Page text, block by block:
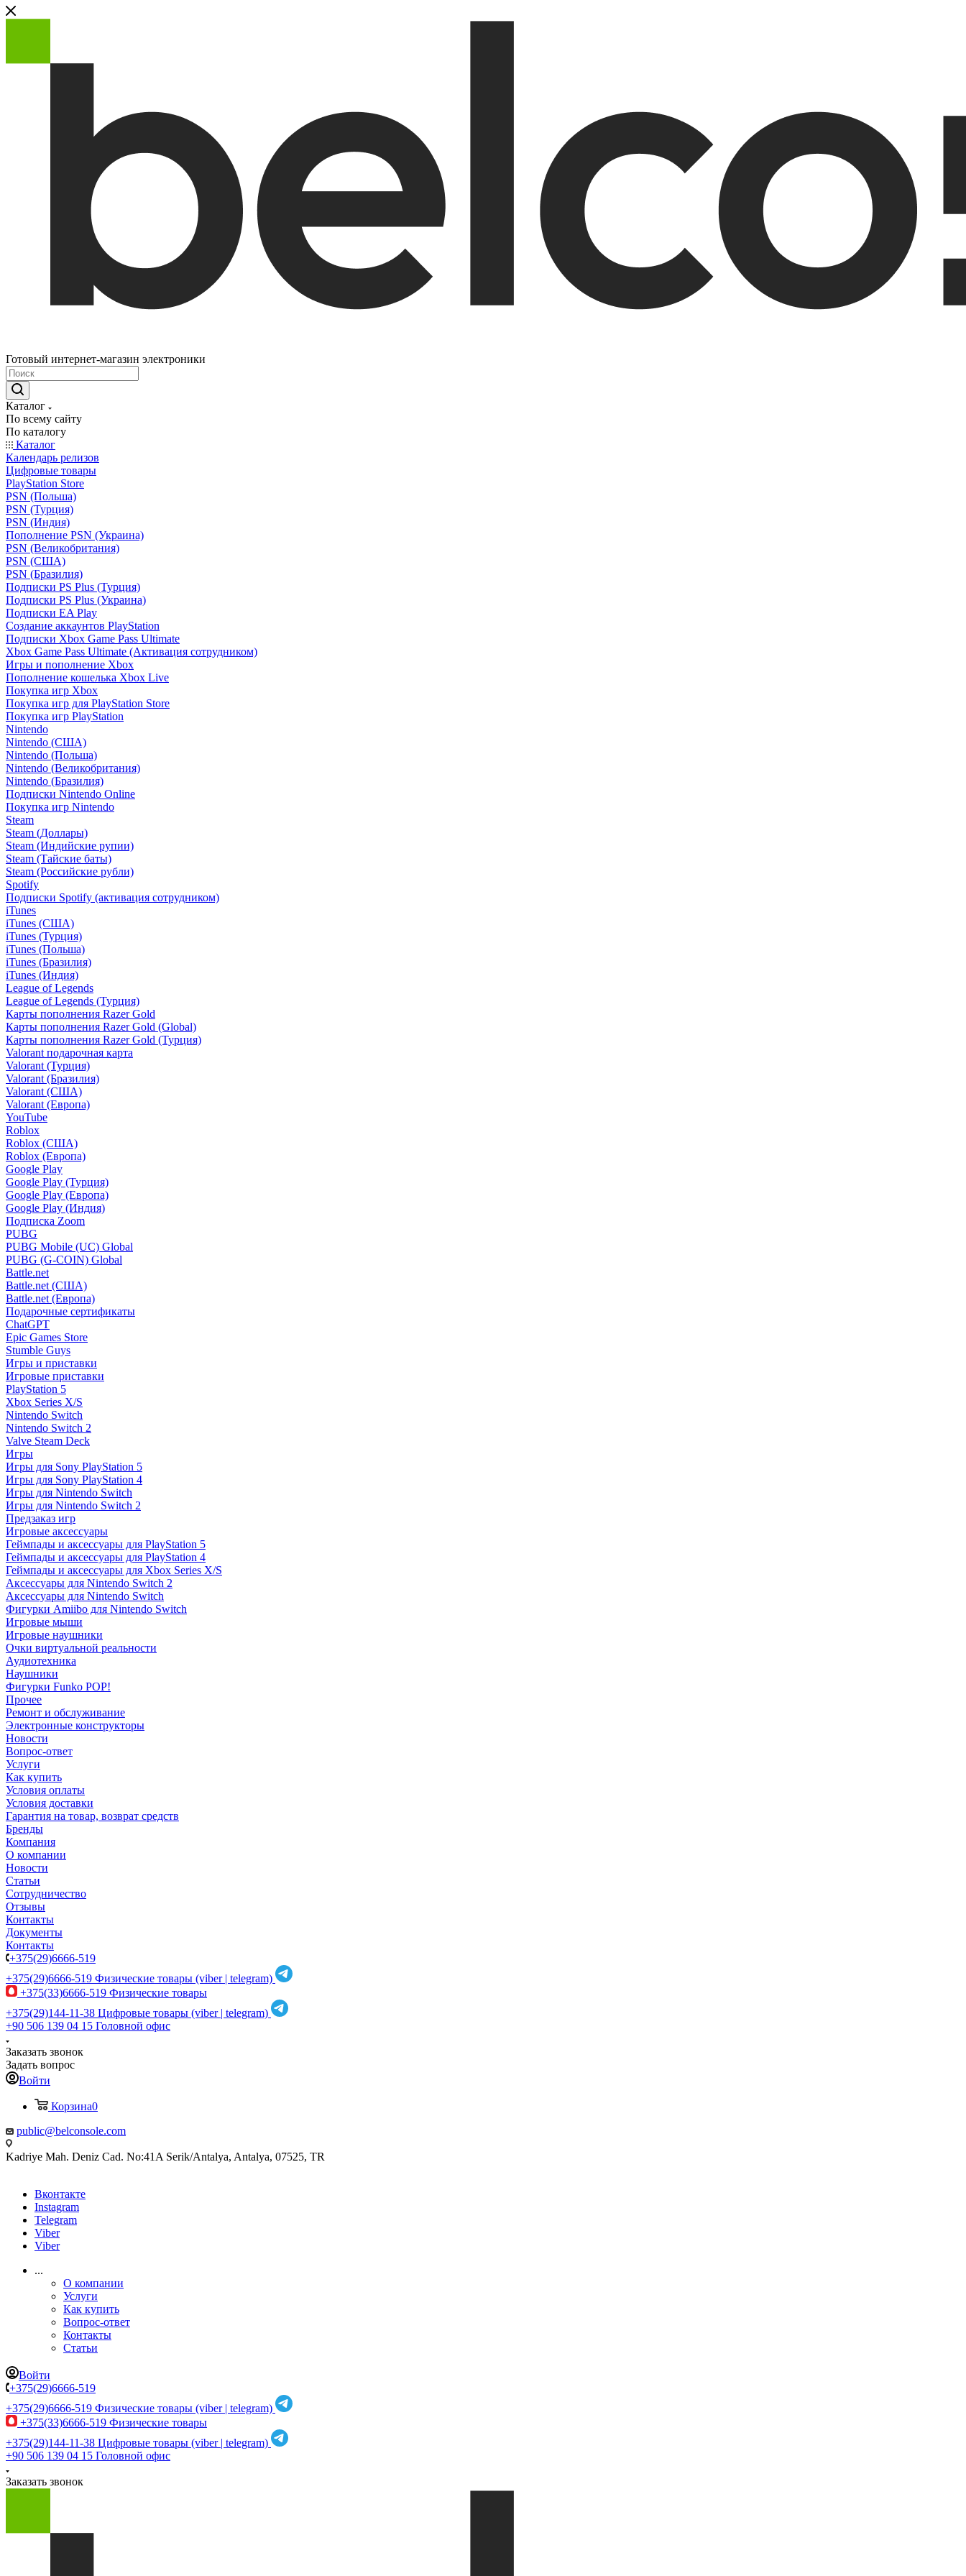
Готовый интернет-магазин электроники
Каталог
По всему сайту
По каталогу
Каталог
Календарь релизов
Цифровые товары
PlayStation Store
PSN (Польша)
PSN (Турция)
PSN (Индия)
Пополнение PSN (Украина)
PSN (Великобритания)
PSN (США)
PSN (Бразилия)
Подписки PS Plus (Турция)
Подписки PS Plus (Украина)
Подписки EA Play
Создание аккаунтов PlayStation
Подписки Xbox Game Pass Ultimate
Xbox Game Pass Ultimate (Активация сотрудником)
Игры и пополнение Xbox
Пополнение кошелька Xbox Live
Покупка игр Xbox
Покупка игр для PlayStation Store
Покупка игр PlayStation
Nintendo
Nintendo (США)
Nintendo (Польша)
Nintendo (Великобритания)
Nintendo (Бразилия)
Подписки Nintendo Online
Покупка игр Nintendo
Steam
Steam (Доллары)
Steam (Индийские рупии)
Steam (Тайские баты)
Steam (Российские рубли)
Spotify
Подписки Spotify (активация сотрудником)
iTunes
iTunes (США)
iTunes (Турция)
iTunes (Польша)
iTunes (Бразилия)
iTunes (Индия)
League of Legends
League of Legends (Турция)
Карты пополнения Razer Gold
Карты пополнения Razer Gold (Global)
Карты пополнения Razer Gold (Турция)
Valorant подарочная карта
Valorant (Турция)
Valorant (Бразилия)
Valorant (США)
Valorant (Европа)
YouTube
Roblox
Roblox (США)
Roblox (Европа)
Google Play
Google Play (Турция)
Google Play (Европа)
Google Play (Индия)
Подписка Zoom
PUBG
PUBG Mobile (UC) Global
PUBG (G-COIN) Global
Battle.net
Battle.net (США)
Battle.net (Европа)
Подарочные сертификаты
ChatGPT
Epic Games Store
Stumble Guys
Игры и приставки
Игровые приставки
PlayStation 5
Xbox Series X/S
Nintendo Switch
Nintendo Switch 2
Valve Steam Deck
Игры
Игры для Sony PlayStation 5
Игры для Sony PlayStation 4
Игры для Nintendo Switch
Игры для Nintendo Switch 2
Предзаказ игр
Игровые аксессуары
Геймпады и аксессуары для PlayStation 5
Геймпады и аксессуары для PlayStation 4
Геймпады и аксессуары для Xbox Series X/S
Аксессуары для Nintendo Switch 2
Аксессуары для Nintendo Switch
Фигурки Amiibo для Nintendo Switch
Игровые мыши
Игровые наушники
Очки виртуальной реальности
Аудиотехника
Наушники
Фигурки Funko POP!
Прочее
Ремонт и обслуживание
Электронные конструкторы
Новости
Вопрос-ответ
Услуги
Как купить
Условия оплаты
Условия доставки
Гарантия на товар, возврат средств
Бренды
Компания
О компании
Новости
Статьи
Сотрудничество
Отзывы
Контакты
Документы
Контакты
+375(29)6666-519
+375(29)6666-519 Физические товары (viber | telegram)
+375(33)6666-519 Физические товары
+375(29)144-11-38 Цифровые товары (viber | telegram)
+90 506 139 04 15 Головной офис
Заказать звонок
Задать вопрос
Войти
Корзина0
public@belconsole.com
Kadriye Mah. Deniz Cad. No:41A Serik/Antalya, Antalya, 07525, TR
Вконтакте
Instagram
Telegram
Viber
Viber
...
О компании
Услуги
Как купить
Вопрос-ответ
Контакты
Статьи
Войти
+375(29)6666-519
+375(29)6666-519 Физические товары (viber | telegram)
+375(33)6666-519 Физические товары
+375(29)144-11-38 Цифровые товары (viber | telegram)
+90 506 139 04 15 Головной офис
Заказать звонок